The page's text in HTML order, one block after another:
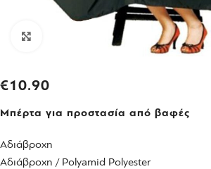
€10.90
Μπέρτα για προστασία από βαφές
Αδιάβροχη
Αδιάβροχη / Polyamid Polyester